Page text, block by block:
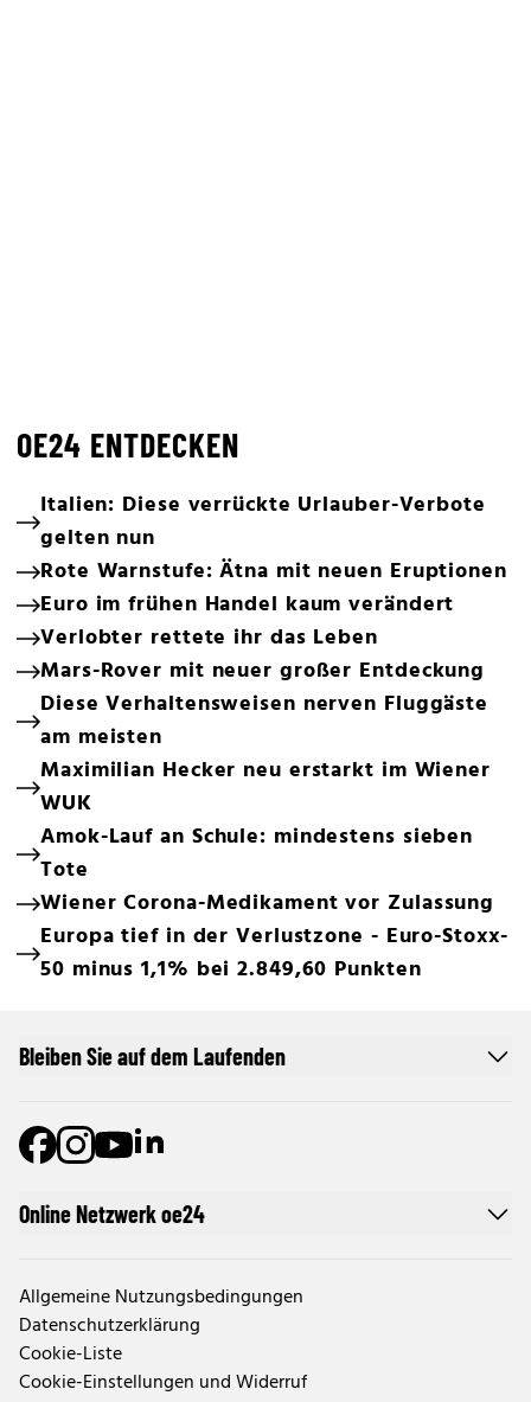
OE24 ENTDECKEN
Italien: Diese verrückte Urlauber-Verbote
gelten nun
Rote Warnstufe: Ätna mit neuen Eruptionen
Euro im frühen Handel kaum verändert
Verlobter rettete ihr das Leben
Mars-Rover mit neuer großer Entdeckung
Diese Verhaltensweisen nerven Fluggäste
am meisten
Maximilian Hecker neu erstarkt im Wiener
WUK
Amok-Lauf an Schule: mindestens sieben
Tote
Wiener Corona-Medikament vor Zulassung
Europa tief in der Verlustzone - Euro-Stoxx-
50 minus 1,1% bei 2.849,60 Punkten
Online Netzwerk oe24
Allgemeine Nutzungsbedingungen
Datenschutzerklärung
Cookie-Liste
Cookie-Einstellungen und Widerruf
Bleiben Sie auf dem Laufenden